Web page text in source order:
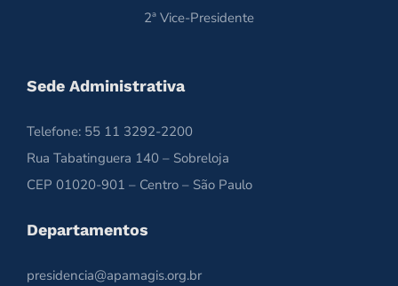
2ª Vice-Presidente
Sede Administrativa
Telefone: 55 11 3292-2200
Rua Tabatinguera 140 – Sobreloja
CEP 01020-901 – Centro – São Paulo
Departamentos
presidencia@apamagis.org.br